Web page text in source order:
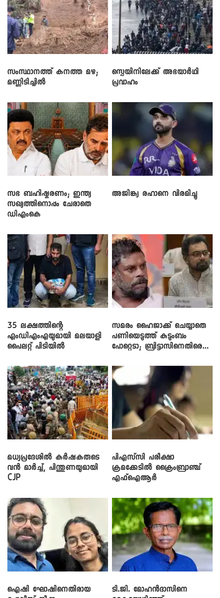
സംസ്ഥാനത്ത് കനത്ത മഴ;
മണ്ണിടിച്ചിൽ
സ്പെയിനിലേക്ക് അഭയാർഥി
പ്രവാഹം
സഭ ബഹിഷ്കരണം; ഇന്ത്യ
സഖ്യത്തിനൊപ്പം ചേരാതെ
ഡിഎംകെ
അജിങ്ക്യ രഹാനെ വിരമിച്ചു
35 ലക്ഷത്തിന്റെ
എംഡിഎംഎയുമായി മലയാളി
പൈലറ്റ് പിടിയിൽ
സമരം ഹൈജാക്ക് ചെയ്യാതെ
പണിയെടുത്ത് കുടുംബം
പോറ്റെടാ; ബ്രിട്ടാസിനെതിരെ
മധ്യപ്രദേശിൽ കർഷകരുടെ
വൻ മാർച്ച്, പിന്തുണയുമായി
CJP
പിഎസ്‌സി പരീക്ഷാ
ക്രമക്കേ‌ടിൽ ക്രൈംബ്രാഞ്ച്
എഫ്ഐആർ
ഐഷി ഘോഷിനെതിരായ
ടി.ജി. മോഹൻദാസിനെ